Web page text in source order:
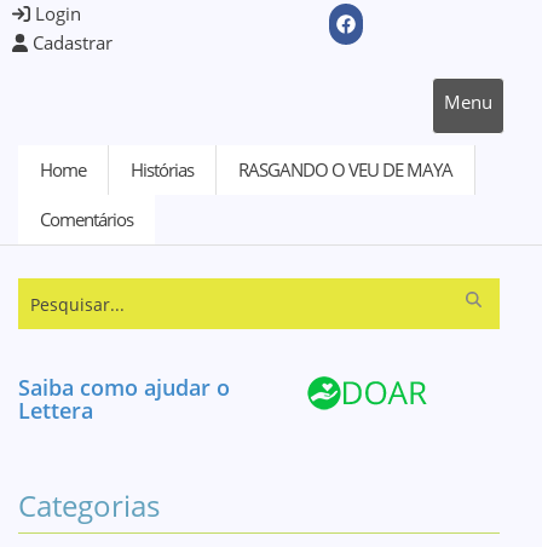
Login
Cadastrar
Menu
Home Histórias RASGANDO O VEU DE MAYA
Comentários
Saiba como ajudar o
Lettera
Categorias